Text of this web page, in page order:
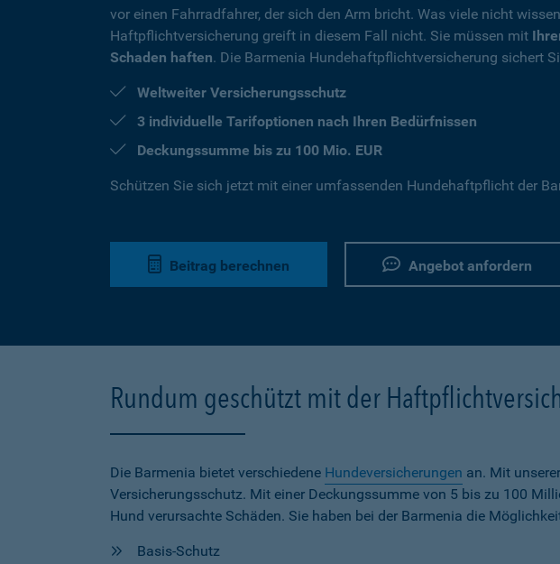
vor einen Fahrradfahrer, der sich den Arm bricht. Was viele nicht
Haftpflichtversicherung greift in diesem Fall nicht. Sie müssen mit
Schaden haften. Die Barmenia Hundehaftpflichtversicherung sichert
Weltweiter Versicherungsschutz
3 individuelle Tarifoptionen nach Ihren Bedürfnissen
Deckungssumme bis zu 100 Mio. EUR
Schützen Sie sich jetzt mit einer umfassenden Hundehaftpflicht der
Beitrag berechnen Angebot anfordern
Rundum geschützt mit der
Die Barmenia bietet verschiedene Hundeversicherungen an. Mit unserer
Versicherungsschutz. Mit einer Deckungssumme von 5 bis zu 100
Hund verursachte Schäden. Sie haben bei der Barmenia die
Basis-Schutz